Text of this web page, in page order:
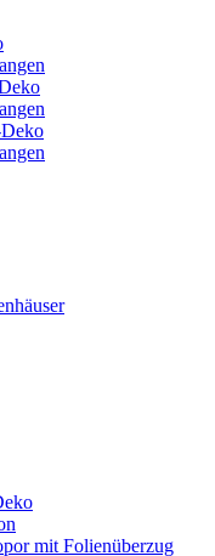
mit Folienüberzug